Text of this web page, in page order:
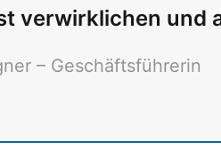
verwirklichen und
– Geschäftsführerin